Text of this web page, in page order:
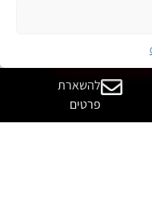
להשארת
פרטים